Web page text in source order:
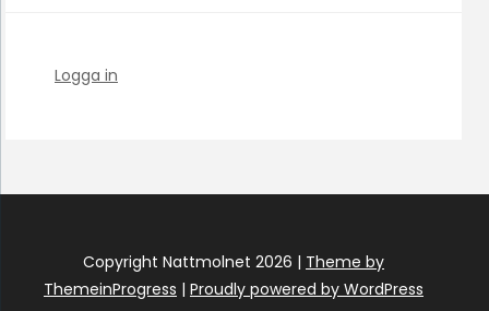
Logga in
Copyright Nattmolnet 2026 | Theme by
ThemeinProgress | Proudly powered by WordPress